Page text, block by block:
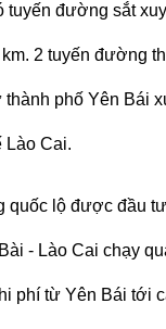
tuyến đường sắt
2 tuyến đường
phố Yên Bái
Lào Cai.
quốc lộ được đầu
- Lào Cai chạy
phí từ Yên Bái tới